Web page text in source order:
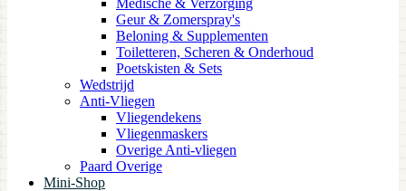
Geur & Zomerspray's
Beloning & Supplementen
Toiletteren, Scheren & Onderhoud
Poetskisten & Sets
Wedstrijd
Anti-Vliegen
Vliegendekens
Vliegenmaskers
Overige Anti-vliegen
Paard Overige
Mini-Shop